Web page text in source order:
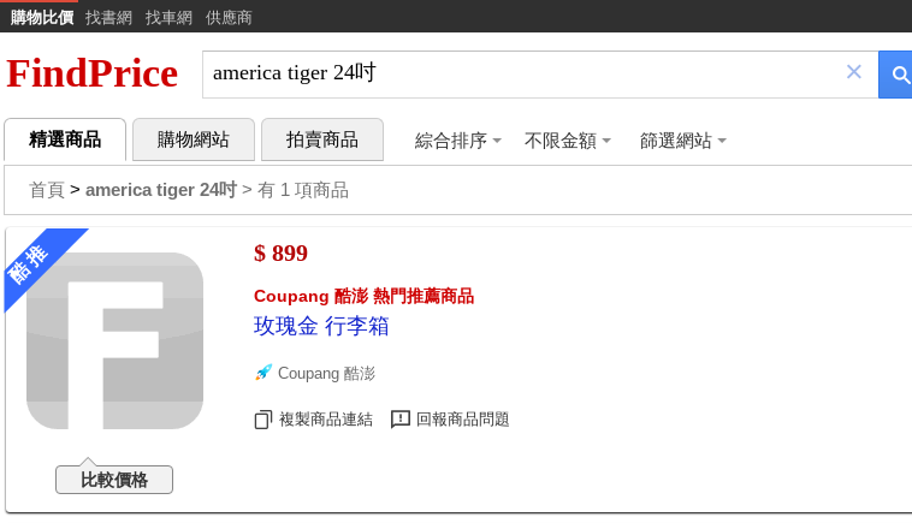
購物比價 找書網 找車網 供應商
FindPrice ×
精選商品 購物網站 拍賣商品 綜合排序 不限金額 篩選網站
首頁 > america tiger 24吋 > 有 1 項商品
酷 推
比較價格
$ 899
Coupang 酷澎 熱門推薦商品
玫瑰金 行李箱
Coupang 酷澎
複製商品連結 回報商品問題